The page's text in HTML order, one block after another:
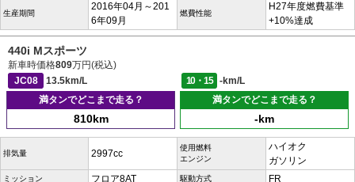
生産期間
2016年04月～201
6年09月
燃費性能
H27年度燃費基準
+10%達成
440i Mスポーツ
新車時価格809万円(税込)
JC08
13.5km/L 10・15
-km/L
満タンでどこまで走る？
810km
満タンでどこまで走る？
-km
排気量 2997cc
使用燃料
エンジン
ハイオク
ガソリン
ミッション フロア8AT 駆動方式 FR